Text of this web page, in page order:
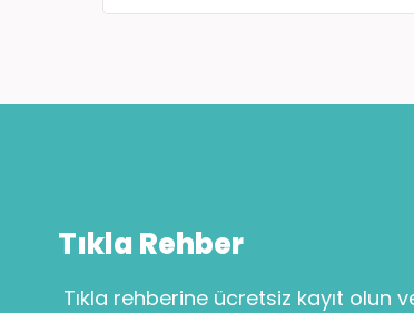
Tıkla Rehber
Tıkla rehberine ücretsiz kayıt olun